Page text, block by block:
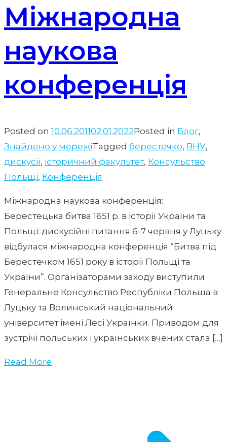
Міжнародна
наукова
конференція
Posted on 10.06.201102.01.2022Posted in Блог,
Знайдено у мережіTagged берестечко, ВНУ,
дискусії, історичний факультет, Консульство
Польщі, Конференція
Міжнародна наукова конференція:
Берестецька битва 1651 р. в історії України та
Польщі: дискусійні питання 6-7 червня у Луцьку
відбулася міжнародна конференція “Битва під
Берестечком 1651 року в історії Польщі та
України”. Організаторами заходу виступили
Генеральне Консульство Республіки Польша в
Луцьку та Волинський національний
університет імені Лесі Українки. Приводом для
зустрічі польських і українських вчених стала […]
Read More